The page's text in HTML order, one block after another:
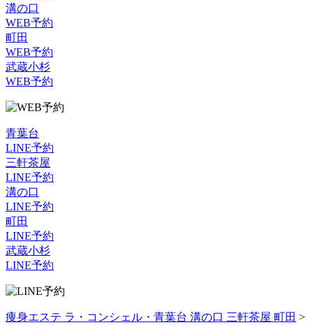
溝の口
WEB予約
町田
WEB予約
武蔵小杉
WEB予約
青葉台
LINE予約
三軒茶屋
LINE予約
溝の口
LINE予約
町田
LINE予約
武蔵小杉
LINE予約
痩身エステ ラ・コンシェル・青葉台 溝の口 三軒茶屋 町田 >